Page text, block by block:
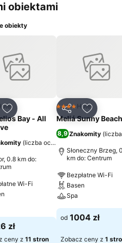
obiektami
obiekty
Dodaj do ulubionych
Bay - All
(liczba ocen: 4107
0.8 km do:
Wi-Fi
zł
ceny z 11 stron
UdostępnijDodaj
4 Kategoria
Hotel
Meliá Sunny Beach
8,9 Znakomity (
Słoneczny Brzeg,
km do: Centrum
Bezpłatne Wi-Fi
Basen
Spa
od 1004 zł
Zobacz ceny z 1